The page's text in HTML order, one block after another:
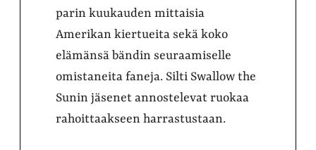
parin kuukauden mittaisia
Amerikan kiertueita sekä koko
elämänsä bändin seuraamiselle
omistaneita faneja. Silti Swallow the
Sunin jäsenet annostelevat ruokaa
rahoittaakseen harrastustaan.